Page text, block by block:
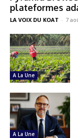
plateformes
LA VOIX DU KOAT - 7
A La Une
A La Une